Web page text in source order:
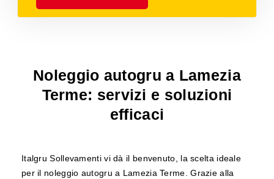
Noleggio autogru a Lamezia
Terme: servizi e soluzioni
efficaci
Italgru Sollevamenti vi dà il benvenuto, la scelta ideale
per il noleggio autogru a Lamezia Terme. Grazie alla